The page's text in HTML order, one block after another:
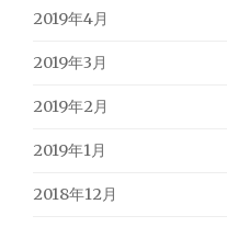
2019年4月
2019年3月
2019年2月
2019年1月
2018年12月